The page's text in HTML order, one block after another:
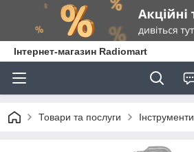
Інтернет-магазин Radiomart
Товари та послуги Інструменти